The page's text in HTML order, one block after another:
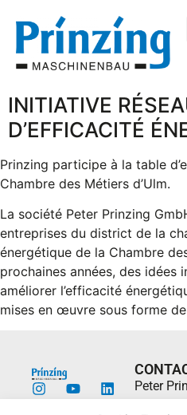
INITIATIVE
D’EFFICACITÉ
Prinzing participe à la table
Chambre des Métiers d’Ulm.
La société Peter Prinzing
entreprises du district de la
énergétique de la Chambre
prochaines années, des idées
améliorer l’efficacité
mises en œuvre sous forme de
Peter